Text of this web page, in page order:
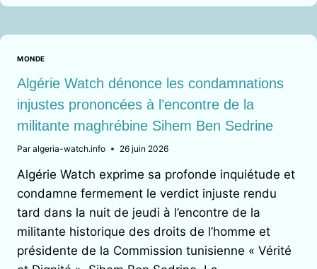
تستنكر
الجائرة
المغاربية
بن
سدرين
MONDE
Algérie Watch dénonce les condamnations
injustes prononcées à l’encontre de la
militante maghrébine Sihem Ben Sedrine
Par algeria-watch.info 26 juin 2026
Algérie Watch exprime sa profonde inquiétude et
condamne fermement le verdict injuste rendu
tard dans la nuit de jeudi à l’encontre de la
militante historique des droits de l’homme et
présidente de la Commission tunisienne « Vérité